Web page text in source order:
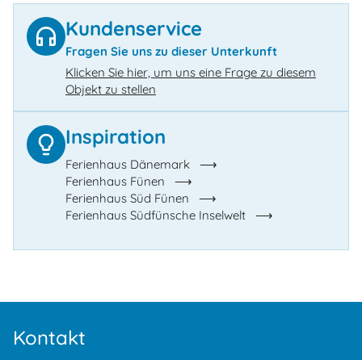
Kundenservice
Fragen Sie uns zu dieser Unterkunft
Klicken Sie hier, um uns eine Frage zu diesem
Objekt zu stellen
Inspiration
Ferienhaus Dänemark
Ferienhaus Fünen
Ferienhaus Süd Fünen
Ferienhaus Südfünsche Inselwelt
Kontakt